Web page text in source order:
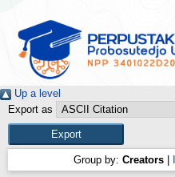
Up a level
Export as
Group by: Creators|